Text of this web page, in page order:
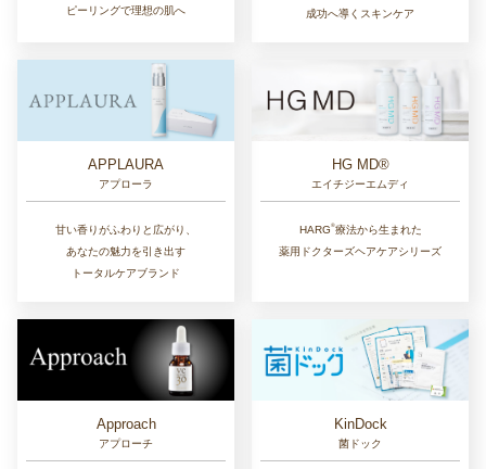
ピーリングで理想の肌へ
成功へ導くスキンケア
APPLAURA
アプローラ
甘い香りがふわりと広がり、
あなたの魅力を引き出す
トータルケアブランド
HG MD®
エイチジーエムディ
HARG®︎療法から生まれた
薬用ドクターズヘアケアシリーズ
Approach
アプローチ
KinDock
菌ドック